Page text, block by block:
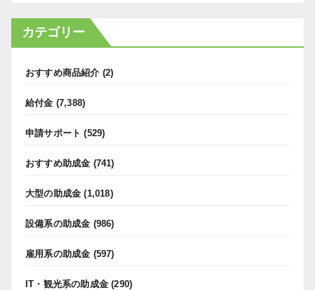
カテゴリー
おすすめ商品紹介 (2)
給付金 (7,388)
申請サポート (529)
おすすめ助成金 (741)
大型の助成金 (1,018)
設備系の助成金 (986)
雇用系の助成金 (597)
IT・観光系の助成金 (290)